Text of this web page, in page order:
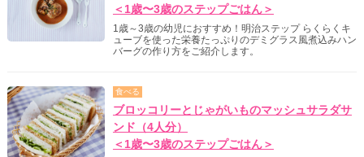
＜1歳〜3歳のステップごはん＞
1歳～3歳の幼児におすすめ！明治ステップ らくらくキ
ューブを使った栄養たっぷりのデミグラス風煮込みハン
バーグの作り方をご紹介します。
食べる
ブロッコリーとじゃがいものマッシュサラダサ
ンド（4人分）
＜1歳〜3歳のステップごはん＞